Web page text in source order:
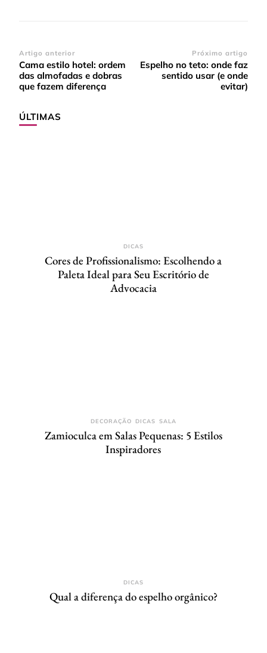
Navegação
de
post
Artigo anterior
Cama estilo hotel: ordem
das almofadas e dobras
que fazem diferença
Próximo artigo
Espelho no teto: onde faz
sentido usar (e onde
evitar)
ÚLTIMAS
DICAS
Cores de Profissionalismo: Escolhendo a
Paleta Ideal para Seu Escritório de
Advocacia
DECORAÇÃO DICAS SALA
Zamioculca em Salas Pequenas: 5 Estilos
Inspiradores
DICAS
Qual a diferença do espelho orgânico?